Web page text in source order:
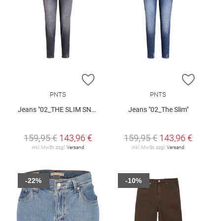
ZUR WUNSCHLISTE HINZUFÜGEN
PNTS
Jeans "02_THE SLIM SNOS"
159,95 € 143,96 €
inkl. MwSt. zzgl. Versand
ZUR
PNTS
Jeans "02_The Slim"
159,95 € 143,96 €
inkl. MwSt. zzgl. Versand
-22% -10%